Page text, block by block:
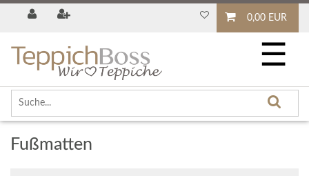
0,00 EUR
☰
Fußmatten